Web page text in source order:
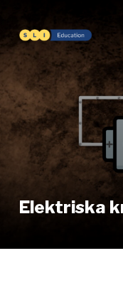
Elektriska